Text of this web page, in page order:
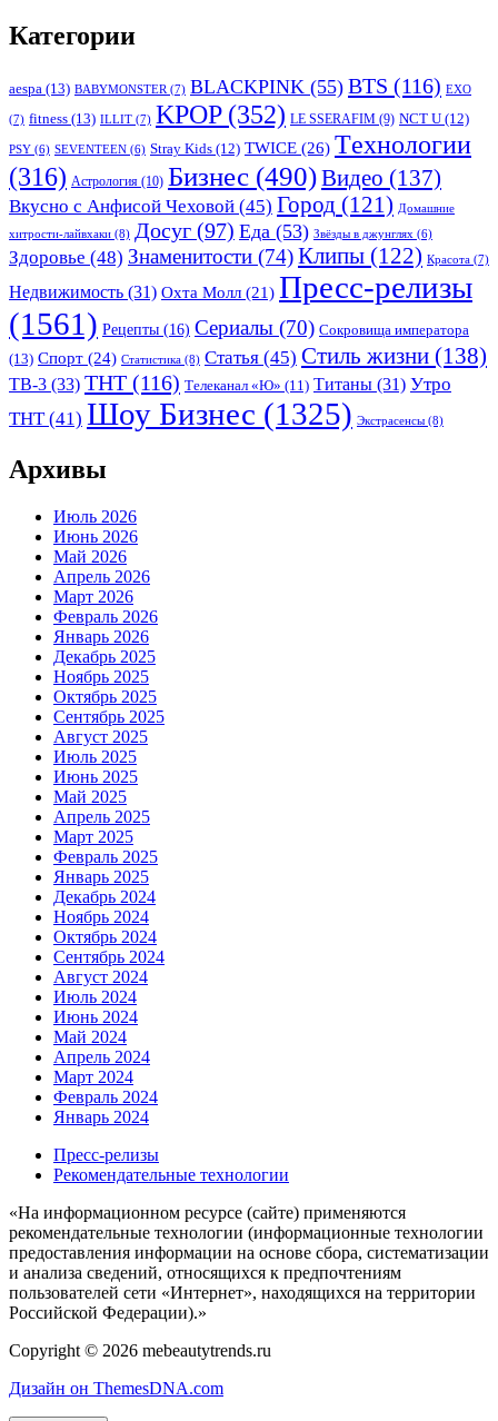
Категории
aespa (13) BABYMONSTER (7) BLACKPINK (55) BTS (116) EXO
(7) fitness (13) ILLIT (7) KPOP(352) LE SSERAFIM (9) NCT U (12)
PSY (6) SEVENTEEN (6) Stray Kids (12) TWICE (26) Tехнологии
(316) Астрология (10) Бизнес (490)Видео (137)
Вкусно с Анфисой Чеховой (45) Город (121) Домашние
хитрости-лайвхаки (8) Досуг (97) Еда (53) Звёзды в джунглях (6)
Здоровье (48) Знаменитости (74)Клипы (122) Красота (7)
Недвижимость (31) Охта Молл (21) Пресс-релизы
(1561) Рецепты (16) Сериалы (70) Сокровища императора
(13) Спорт (24) Статистика (8) Статья (45) Стиль жизни (138)
ТВ-3 (33) ТНТ (116) Телеканал «Ю» (11) Титаны (31) Утро
ТНТ(41) Шоу Бизнес (1325) Экстрасенсы (8)
Архивы
Июль 2026
Июнь 2026
Май 2026
Апрель 2026
Март 2026
Февраль 2026
Январь 2026
Декабрь 2025
Ноябрь 2025
Октябрь 2025
Сентябрь 2025
Август 2025
Июль 2025
Июнь 2025
Май 2025
Апрель 2025
Март 2025
Февраль 2025
Январь 2025
Декабрь 2024
Ноябрь 2024
Октябрь 2024
Сентябрь 2024
Август 2024
Июль 2024
Июнь 2024
Май 2024
Апрель 2024
Март 2024
Февраль 2024
Январь 2024
Пресс-релизы
Рекомендательные технологии
«На информационном ресурсе (сайте) применяются
рекомендательные технологии (информационные технологии
предоставления информации на основе сбора, систематизации
и анализа сведений, относящихся к предпочтениям
пользователей сети «Интернет», находящихся на территории
Российской Федерации).»
Copyright © 2026 mebeautytrends.ru
Дизайн он ThemesDNA.com